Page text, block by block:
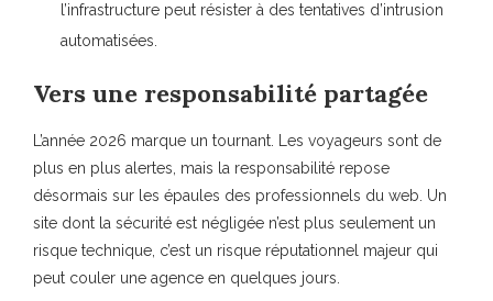
l’infrastructure peut résister à des tentatives d’intrusion
automatisées.
Vers une responsabilité partagée
L’année 2026 marque un tournant. Les voyageurs sont de
plus en plus alertes, mais la responsabilité repose
désormais sur les épaules des professionnels du web. Un
site dont la sécurité est négligée n’est plus seulement un
risque technique, c’est un risque réputationnel majeur qui
peut couler une agence en quelques jours.